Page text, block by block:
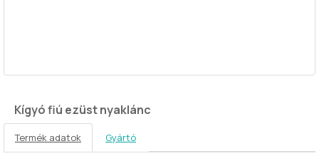
Kígyó fiú ezüst nyaklánc
Termék adatok Gyártó